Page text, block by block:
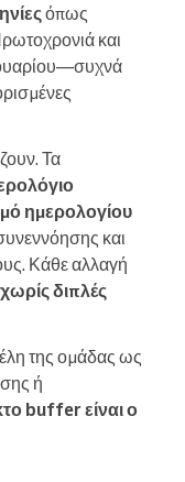
όπως
και
Τα
ημερολογίου
και
Κάθε αλλαγή
χωρίς διπλές
της ομάδας ως
ή
buffer είναι ο